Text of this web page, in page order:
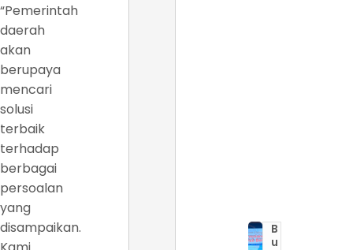
“Pemerintah
daerah
akan
berupaya
mencari
solusi
terbaik
terhadap
berbagai
persoalan
yang
disampaikan.
B
u